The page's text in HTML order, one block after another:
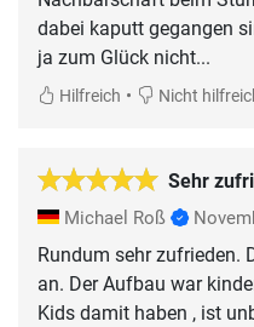
dabei kaputt gegangen
ja zum Glück nicht...
Hilfreich • Nicht
Sehr
Michael Roß
Rundum sehr zufrieden.
an. Der Aufbau war
Kids damit haben , ist